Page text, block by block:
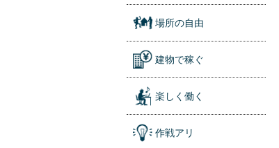
場所の自由
建物で稼ぐ
楽しく働く
作戦アリ